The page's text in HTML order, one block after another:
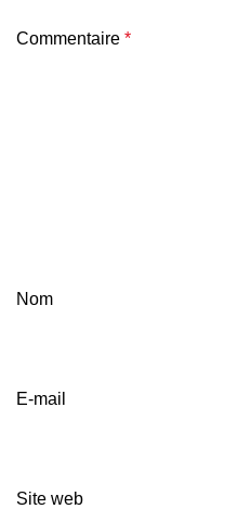
Commentaire *
Nom
E-mail
Site web